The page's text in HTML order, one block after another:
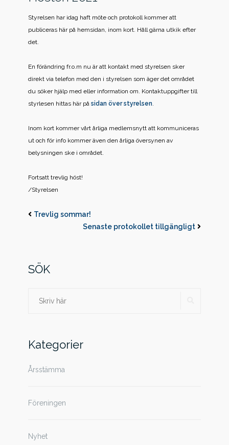
Styrelsen har idag haft möte och protokoll kommer att
publiceras här på hemsidan, inom kort. Håll gärna utkik efter
det.
En förändring fr.o.m nu är att kontakt med styrelsen sker
direkt via telefon med den i styrelsen som äger det området
du söker hjälp med eller information om. Kontaktuppgifter till
styrlesen hittas här på sidan över styrelsen.
Inom kort kommer vårt årliga medlemsnytt att kommuniceras
ut och för info kommer även den årliga översynen av
belysningen ske i området.
Fortsatt trevlig höst!
/Styrelsen
Trevlig sommar!
Senaste protokollet tillgängligt
SÖK
Sök
Kategorier
Årsstämma
Föreningen
Nyhet